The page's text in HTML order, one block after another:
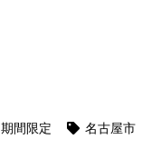
期間限定 名古屋市